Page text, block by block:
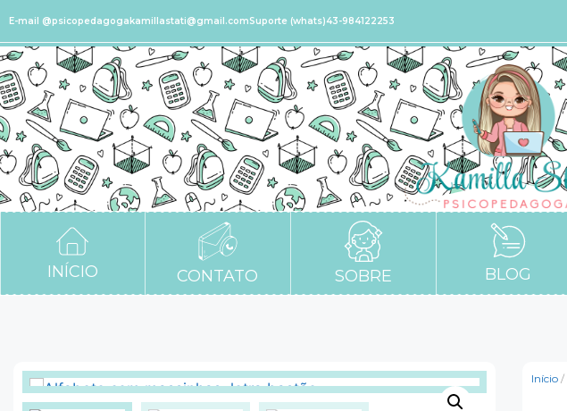
E-mail @psicopedagogakamillastati@gmail.comSuporte (whats)43-984122253
INÍCIO CONTATO SOBRE BLOG
Início /